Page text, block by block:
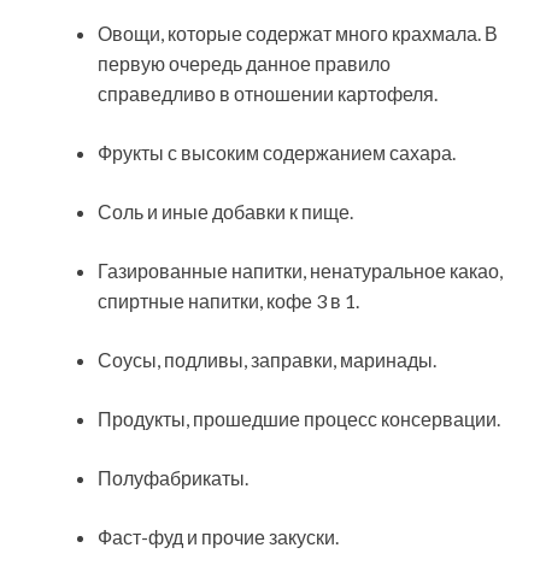
Овощи, которые содержат много крахмала. В
первую очередь данное правило
справедливо в отношении картофеля.
Фрукты с высоким содержанием сахара.
Соль и иные добавки к пище.
Газированные напитки, ненатуральное какао,
спиртные напитки, кофе 3 в 1.
Соусы, подливы, заправки, маринады.
Продукты, прошедшие процесс консервации.
Полуфабрикаты.
Фаст-фуд и прочие закуски.